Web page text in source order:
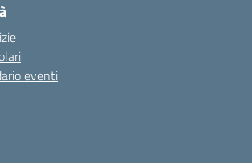
eventi